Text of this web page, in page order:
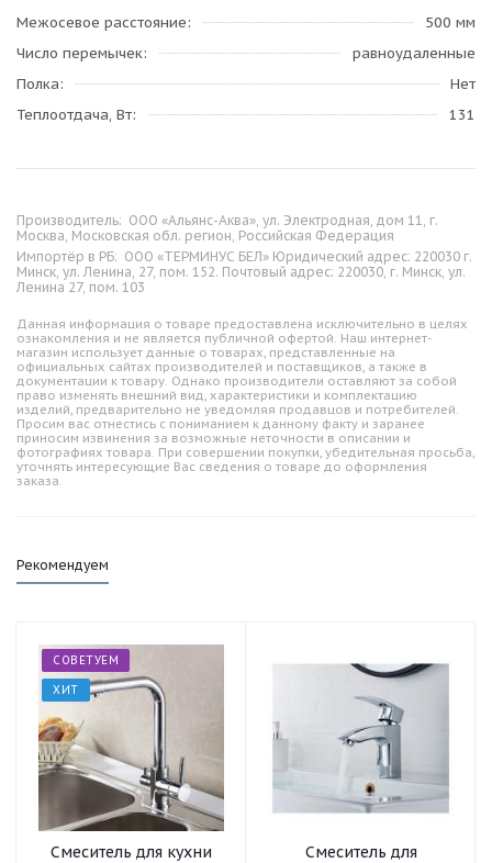
Межосевое расстояние
500 мм
Число перемычек
равноудаленные
Полка
Нет
Теплоотдача, Вт
131
Производитель: ООО «Альянс-Аква», ул. Электродная, дом 11, г.
Москва, Московская обл. регион, Российская Федерация
Импортёр в РБ: ООО «ТЕРМИНУС БЕЛ» Юридический адрес: 220030 г.
Минск, ул. Ленина, 27, пом. 152. Почтовый адрес: 220030, г. Минск, ул.
Ленина 27, пом. 103
Данная информация о товаре предоставлена исключительно в целях
ознакомления и не является публичной офертой. Наш интернет-
магазин использует данные о товарах, представленные на
официальных сайтах производителей и поставщиков, а также в
документации к товару. Однако производители оставляют за собой
право изменять внешний вид, характеристики и комплектацию
изделий, предварительно не уведомляя продавцов и потребителей.
Просим вас отнестись с пониманием к данному факту и заранее
приносим извинения за возможные неточности в описании и
фотографиях товара. При совершении покупки, убедительная просьба,
уточнять интересующие Вас сведения о товаре до оформления
заказа.
Рекомендуем
СОВЕТУЕМ
ХИТ
Смеситель для кухни
Смеситель для